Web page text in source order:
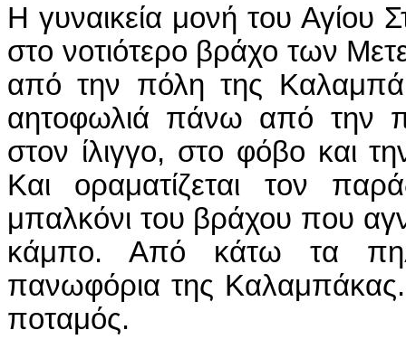
Η γυναικεία μονή του Αγίου
στο νοτιότερο βράχο των
από την πόλη της
αητοφωλιά πάνω από την
στον ίλιγγο, στο φόβο και
Και οραματίζεται τον
μπαλκόνι του βράχου που
κάμπο. Από κάτω τα
πανωφόρια της Καλαμπάκας.
ποταμός.